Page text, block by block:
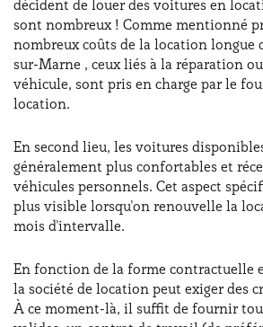
décident de louer des voitures en
sont nombreux ! Comme mentionné
nombreux coûts de la location longue
sur-Marne , ceux liés à la réparation
véhicule, sont pris en charge par le
location.
En second lieu, les voitures
généralement plus confortables et
véhicules personnels. Cet aspect
plus visible lorsqu'on renouvelle la
mois d'intervalle.
En fonction de la forme contractuelle
la société de location peut exiger des
À ce moment-là, il suffit de fournir